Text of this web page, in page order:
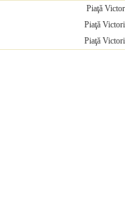
Piaţă
Piaţă
Piaţă